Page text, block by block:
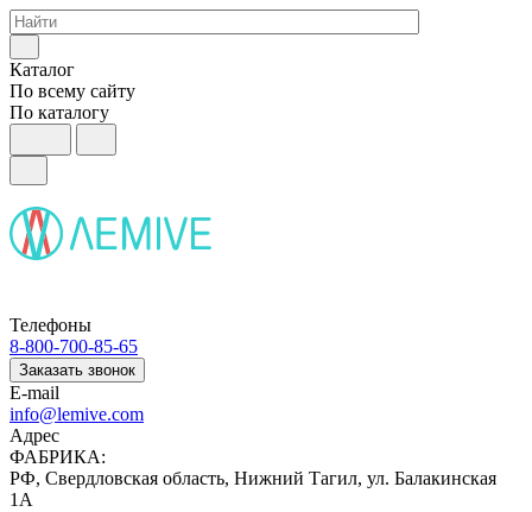
Каталог
По всему сайту
По каталогу
Телефоны
8-800-700-85-65
Заказать звонок
E-mail
info@lemive.com
Адрес
ФАБРИКА:
РФ, Свердловская область, Нижний Тагил, ул. Балакинская
1А